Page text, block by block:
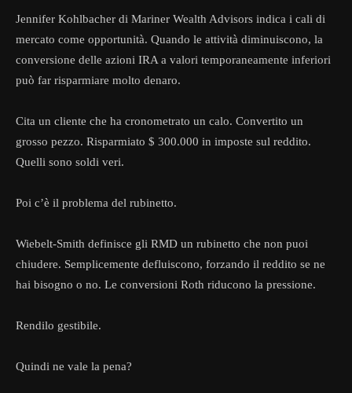
Jennifer Kohlbacher di Mariner Wealth Advisors indica i cali di
mercato come opportunità. Quando le attività diminuiscono, la
conversione delle azioni IRA a valori temporaneamente inferiori
può far risparmiare molto denaro.
Cita un cliente che ha cronometrato un calo. Convertito un
grosso pezzo. Risparmiato $ 300.000 in imposte sul reddito.
Quelli sono soldi veri.
Poi c’è il problema del rubinetto.
Wiebelt-Smith definisce gli RMD un rubinetto che non puoi
chiudere. Semplicemente defluiscono, forzando il reddito se ne
hai bisogno o no. Le conversioni Roth riducono la pressione.
Rendilo gestibile.
Quindi ne vale la pena?